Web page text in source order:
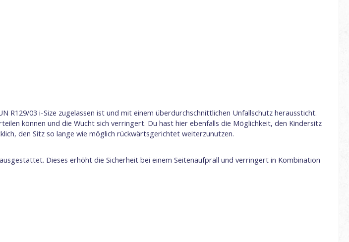
03 i-Size zugelassen ist und mit einem überdurchschnittlichen Unfallschutz heraussticht.
können und die Wucht sich verringert. Du hast hier ebenfalls die Möglichkeit, den Kindersitz
den Sitz so lange wie möglich rückwärtsgerichtet weiterzunutzen.
Dieses erhöht die Sicherheit bei einem Seitenaufprall und verringert in Kombination